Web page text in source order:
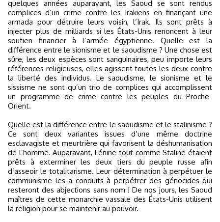
quelques années auparavant, les Saoud se sont rendus
complices d’un crime contre les Irakiens en finançant une
armada pour détruire leurs voisin, l’Irak. Ils sont prêts à
injecter plus de milliards si les États-Unis renoncent à leur
soutien financier à l’armée égyptienne. Quelle est la
différence entre le sionisme et le saoudisme ? Une chose est
sûre, les deux espèces sont sanguinaires, peu importe leurs
références religieuses, elles agissent toutes les deux contre
la liberté des individus. Le saoudisme, le sionisme et le
sissisme ne sont qu’un trio de complices qui accomplissent
un programme de crime contre les peuples du Proche-
Orient.
Quelle est la différence entre le saoudisme et le stalinisme ?
Ce sont deux variantes issues d’une même doctrine
esclavagiste et meurtrière qui favorisent la déshumanisation
de l’homme. Auparavant, Lénine tout comme Staline étaient
prêts à exterminer les deux tiers du peuple russe afin
d’asseoir le totalitarisme. Leur détermination à perpétuer le
communisme les a conduits à perpétrer des génocides qui
resteront des abjections sans nom ! De nos jours, les Saoud
maîtres de cette monarchie vassale des États-Unis utilisent
la religion pour se maintenir au pouvoir.